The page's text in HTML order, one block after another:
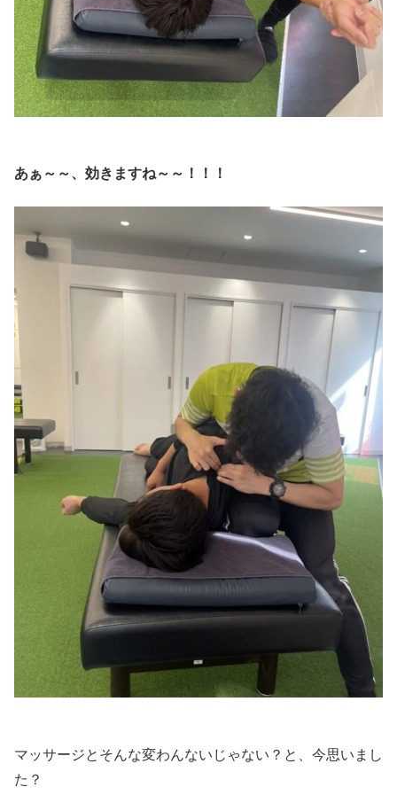
あぁ～～、効きますね～～！！！
マッサージとそんな変わんないじゃない？と、今思いまし
た？